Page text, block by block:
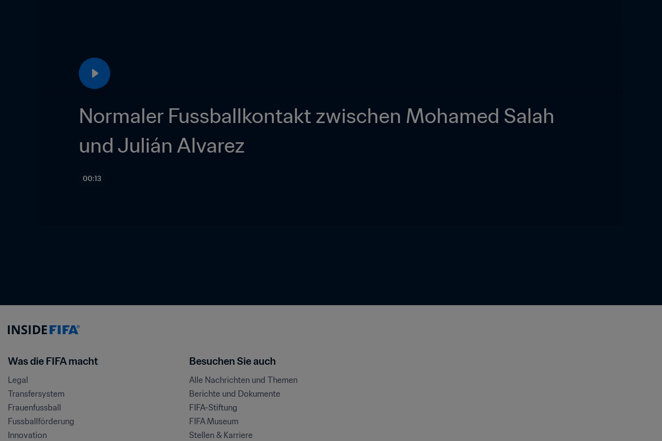
Normaler Fussballkontakt zwischen Mohamed Salah
und Julián Alvarez
00:13
Was die FIFA macht
Legal
Transfersystem
Frauenfussball
Fussballförderung
Innovation
Besuchen Sie auch
Alle Nachrichten und Themen
Berichte und Dokumente
FIFA-Stiftung
FIFA Museum
Stellen & Karriere